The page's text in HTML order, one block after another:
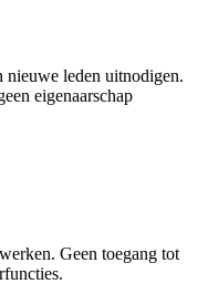
leden uitnodigen.
eigenaarschap
Geen toegang tot